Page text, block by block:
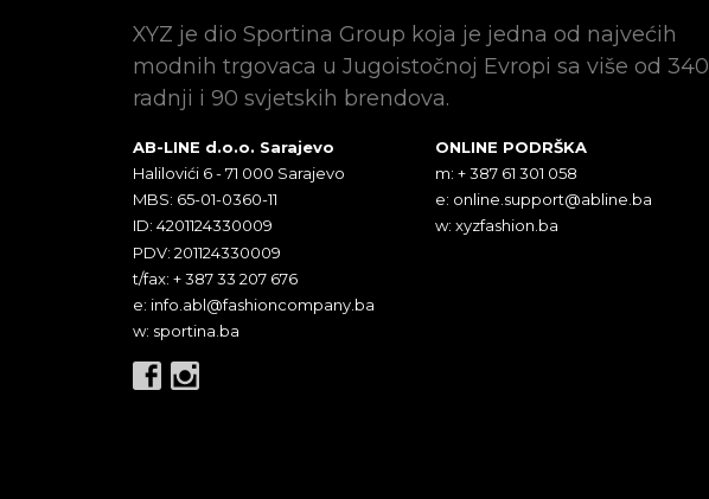
XYZ je dio Sportina Group koja je jedna od najvećih
modnih trgovaca u Jugoistočnoj Evropi sa više od 340
radnji i 90 svjetskih brendova.
AB-LINE d.o.o. Sarajevo
Halilovići 6 - 71 000 Sarajevo
MBS: 65-01-0360-11
ID: 4201124330009
PDV: 201124330009
t/fax: + 387 33 207 676
e: info.abl@fashioncompany.ba
w: sportina.ba
ONLINE PODRŠKA
m: + 387 61 301 058
e: online.support@abline.ba
w: xyzfashion.ba